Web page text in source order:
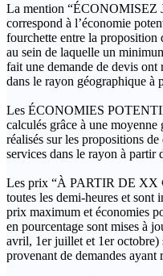
La mention “ÉCONOMISEZ
correspond à l’économie
fourchette entre la proposition
au sein de laquelle un
fait une demande de devis ont
dans le rayon géographique à
Les ÉCONOMIES
calculés grâce à une
réalisés sur les propositions
services dans le rayon à partir
Les prix “À PARTIR DE XX
toutes les demi-heures et sont
prix maximum et économies
en pourcentage sont mises à
avril, 1er juillet et 1er octobre)
provenant de demandes ayant